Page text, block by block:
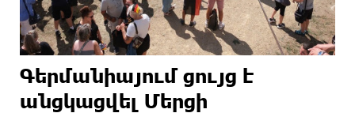
Գերմանիայում ցույց է
անցկացվել Մերցի